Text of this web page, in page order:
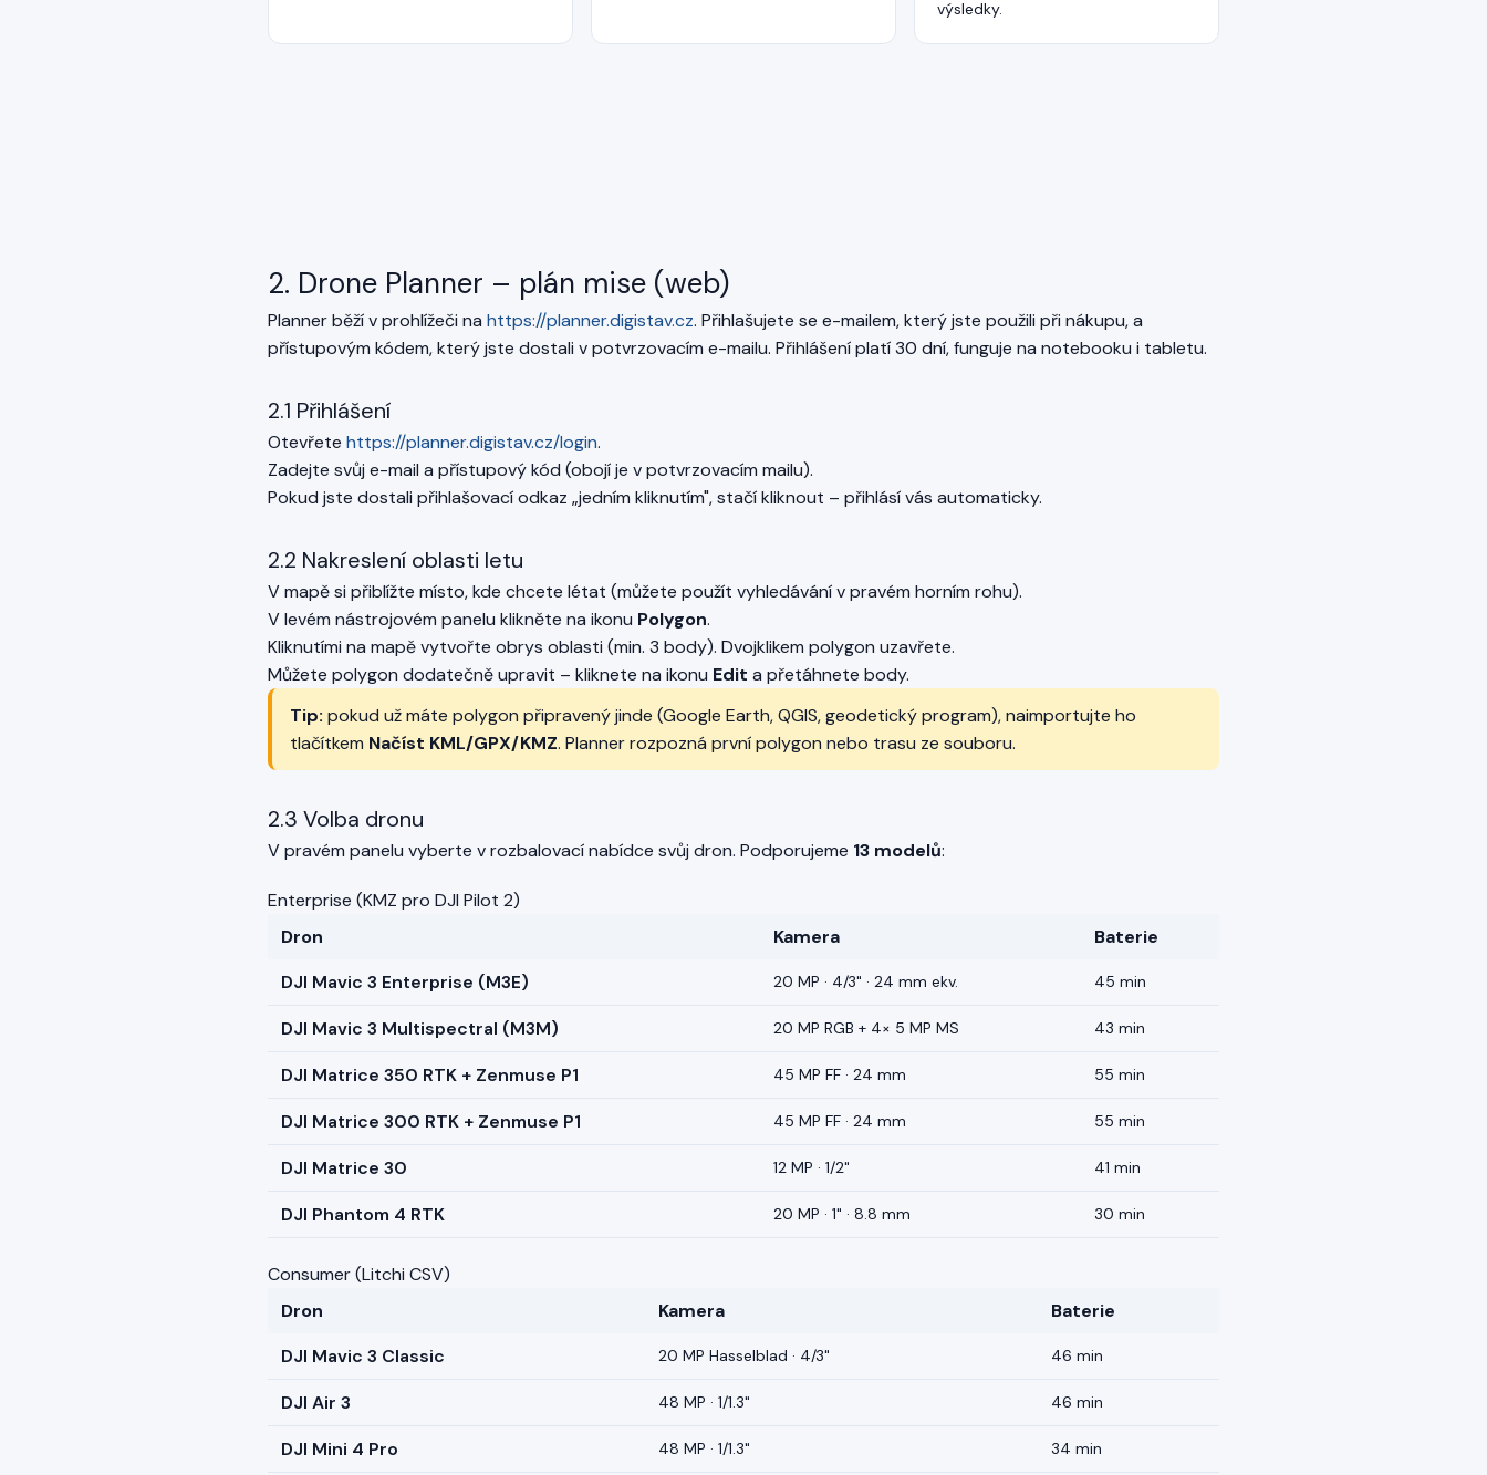
výsledky.
2. Drone Planner – plán mise (web)
Planner běží v prohlížeči na https://planner.digistav.cz. Přihlašujete se e-mailem, který jste použili při nákupu, a
přístupovým kódem, který jste dostali v potvrzovacím e-mailu. Přihlášení platí 30 dní, funguje na notebooku i tabletu.
2.1 Přihlášení
Otevřete https://planner.digistav.cz/login.
Zadejte svůj e-mail a přístupový kód (obojí je v potvrzovacím mailu).
Pokud jste dostali přihlašovací odkaz „jedním kliknutím", stačí kliknout – přihlásí vás automaticky.
2.2 Nakreslení oblasti letu
V mapě si přiblížte místo, kde chcete létat (můžete použít vyhledávání v pravém horním rohu).
V levém nástrojovém panelu klikněte na ikonu Polygon.
Kliknutími na mapě vytvořte obrys oblasti (min. 3 body). Dvojklikem polygon uzavřete.
Můžete polygon dodatečně upravit – kliknete na ikonu Edit a přetáhnete body.
Tip: pokud už máte polygon připravený jinde (Google Earth, QGIS, geodetický program), naimportujte ho
tlačítkem Načíst KML/GPX/KMZ. Planner rozpozná první polygon nebo trasu ze souboru.
2.3 Volba dronu
V pravém panelu vyberte v rozbalovací nabídce svůj dron. Podporujeme 13 modelů:
Enterprise (KMZ pro DJI Pilot 2)
Dron
Kamera
Baterie
DJI Mavic 3 Enterprise (M3E)
20 MP · 4/3" · 24 mm ekv. 45 min
DJI Mavic 3 Multispectral (M3M) 20 MP RGB + 4× 5 MP MS 43 min
DJI Matrice 350 RTK + Zenmuse P1 45 MP FF · 24 mm 55 min
DJI Matrice 300 RTK + Zenmuse P1 45 MP FF · 24 mm 55 min
DJI Matrice 30 12 MP · 1/2" 41 min
DJI Phantom 4 RTK 20 MP · 1" · 8.8 mm 30 min
Consumer (Litchi CSV)
Dron
Kamera
Baterie
DJI Mavic 3 Classic
20 MP Hasselblad · 4/3" 46 min
DJI Air 3 48 MP · 1/1.3" 46 min
DJI Mini 4 Pro 48 MP · 1/1.3" 34 min